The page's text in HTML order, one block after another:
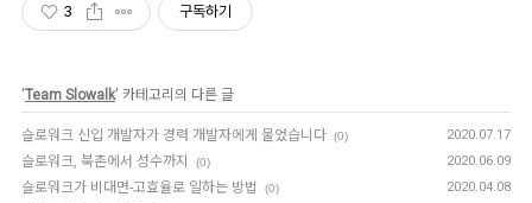
3 구독하기
'Team Slowalk' 카테고리의 다른 글
슬로워크 신입 개발자가 경력 개발자에게 물었습니다 (0) 2020.07.17
슬로워크, 북촌에서 성수까지 (0) 2020.06.09
슬로워크가 비대면-고효율로 일하는 방법 (0) 2020.04.08